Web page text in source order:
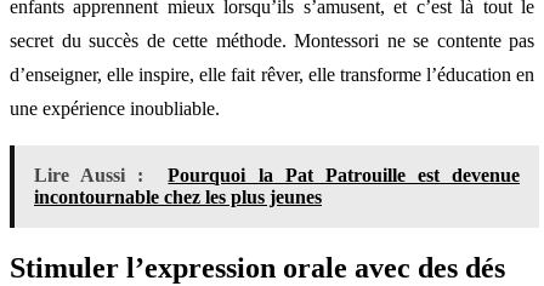
enfants apprennent mieux lorsqu’ils s’amusent, et c’est là tout le
secret du succès de cette méthode. Montessori ne se contente pas
d’enseigner, elle inspire, elle fait rêver, elle transforme l’éducation en
une expérience inoubliable.
Lire Aussi :
Pourquoi la Pat Patrouille est devenue
incontournable chez les plus jeunes
Stimuler l’expression orale avec des dés